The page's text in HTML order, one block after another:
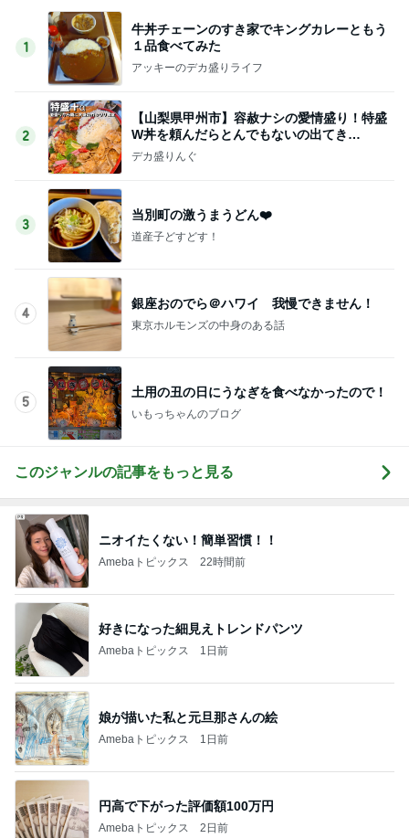
1
牛丼チェーンのすき家でキングカレーともう
１品食べてみた
アッキーのデカ盛りライフ
2
【山梨県甲州市】容赦ナシの愛情盛り！特盛
W丼を頼んだらとんでもないの出てき
た…！〜花藤食堂さん〜
デカ盛りんぐ
3
当別町の激うまうどん❤️
道産子どすどす！
4
銀座おのでら＠ハワイ 我慢できません！
東京ホルモンズの中身のある話
5
土用の丑の日にうなぎを食べなかったので！
いもっちゃんのブログ
このジャンルの記事をもっと見る
ニオイたくない！簡単習慣！！
Amebaトピックス 22時間前
好きになった細見えトレンドパンツ
Amebaトピックス 1日前
娘が描いた私と元旦那さんの絵
Amebaトピックス 1日前
円高で下がった評価額100万円
Amebaトピックス 2日前